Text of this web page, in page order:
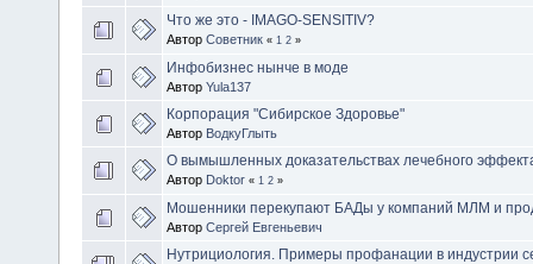
Что же это - IMAGO-SENSITIV?
Автор Советник « 1 2 »
Инфобизнес нынче в моде
Автор Yula137
Корпорация "Сибирское Здоровье"
Автор ВодкуГлыть
О вымышленных доказательствах лечебного
Автор Doktor « 1 2 »
Мошенники перекупают БАДы у компаний МЛМ и
Автор Сергей Евгеньевич
Нутрициология. Примеры профанации в индустрии